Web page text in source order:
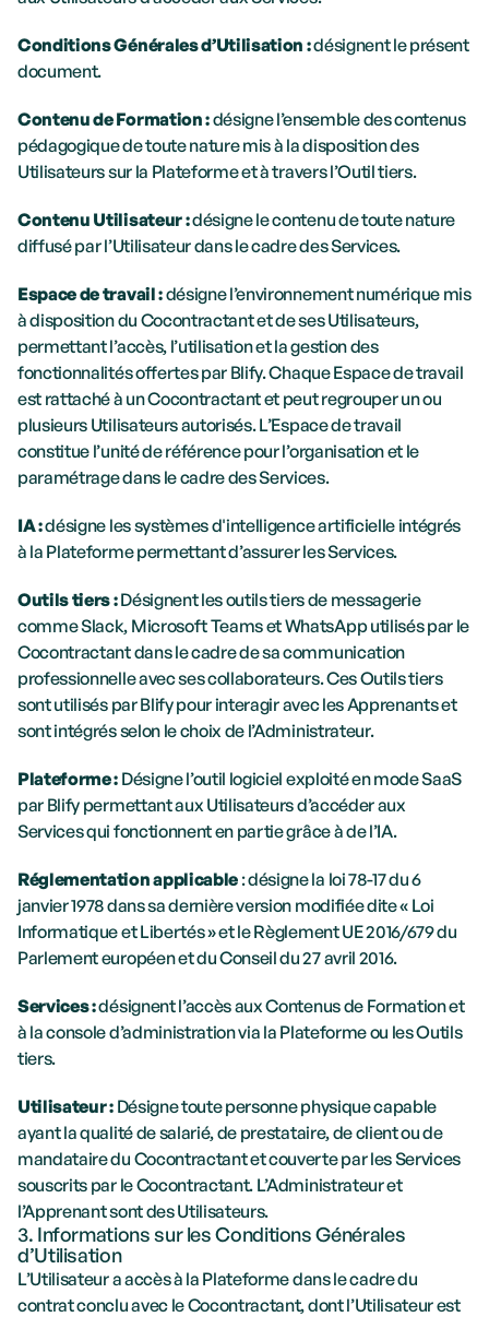
Conditions Générales d’Utilisation : désignent le présent
document.
Contenu de Formation : désigne l’ensemble des contenus
pédagogique de toute nature mis à la disposition des
Utilisateurs sur la Plateforme et à travers l’Outil tiers.
Contenu Utilisateur : désigne le contenu de toute nature
diffusé par l’Utilisateur dans le cadre des Services.
Espace de travail : désigne l’environnement numérique mis
à disposition du Cocontractant et de ses Utilisateurs,
permettant l’accès, l’utilisation et la gestion des
fonctionnalités offertes par Blify. Chaque Espace de travail
est rattaché à un Cocontractant et peut regrouper un ou
plusieurs Utilisateurs autorisés. L’Espace de travail
constitue l’unité de référence pour l’organisation et le
paramétrage dans le cadre des Services.
IA : désigne les systèmes d'intelligence artificielle intégrés
à la Plateforme permettant d’assurer les Services.
Outils tiers : Désignent les outils tiers de messagerie
comme Slack, Microsoft Teams et WhatsApp utilisés par le
Cocontractant dans le cadre de sa communication
professionnelle avec ses collaborateurs. Ces Outils tiers
sont utilisés par Blify pour interagir avec les Apprenants et
sont intégrés selon le choix de l’Administrateur.
Plateforme : Désigne l’outil logiciel exploité en mode SaaS
par Blify permettant aux Utilisateurs d’accéder aux
Services qui fonctionnent en partie grâce à de l’IA.
Réglementation applicable : désigne la loi 78-17 du 6
janvier 1978 dans sa dernière version modifiée dite « Loi
Informatique et Libertés » et le Règlement UE 2016/679 du
Parlement européen et du Conseil du 27 avril 2016.
Services : désignent l’accès aux Contenus de Formation et
à la console d’administration via la Plateforme ou les Outils
tiers.
Utilisateur : Désigne toute personne physique capable
ayant la qualité de salarié, de prestataire, de client ou de
mandataire du Cocontractant et couverte par les Services
souscrits par le Cocontractant. L’Administrateur et
l’Apprenant sont des Utilisateurs.
3. Informations sur les Conditions Générales
d’Utilisation
L’Utilisateur a accès à la Plateforme dans le cadre du
contrat conclu avec le Cocontractant, dont l’Utilisateur est